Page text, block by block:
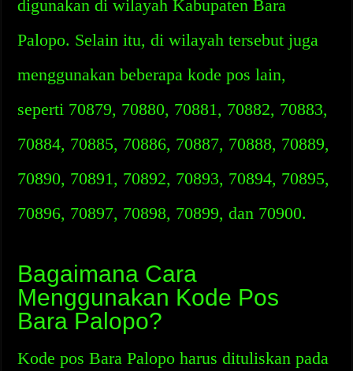
digunakan di wilayah Kabupaten Bara
Palopo. Selain itu, di wilayah tersebut juga
menggunakan beberapa kode pos lain,
seperti 70879, 70880, 70881, 70882, 70883,
70884, 70885, 70886, 70887, 70888, 70889,
70890, 70891, 70892, 70893, 70894, 70895,
70896, 70897, 70898, 70899, dan 70900.
Bagaimana Cara
Menggunakan Kode Pos
Bara Palopo?
Kode pos Bara Palopo harus dituliskan pada